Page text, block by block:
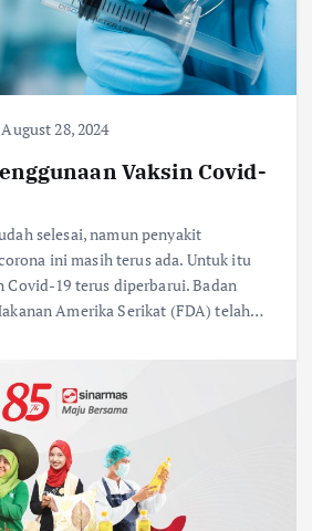
August 28, 2024
Vaksin Covid-
selesai, namun penyakit
ini masih terus ada. Untuk itu
Covid-19 terus diperbarui. Badan
Amerika Serikat (FDA) telah…